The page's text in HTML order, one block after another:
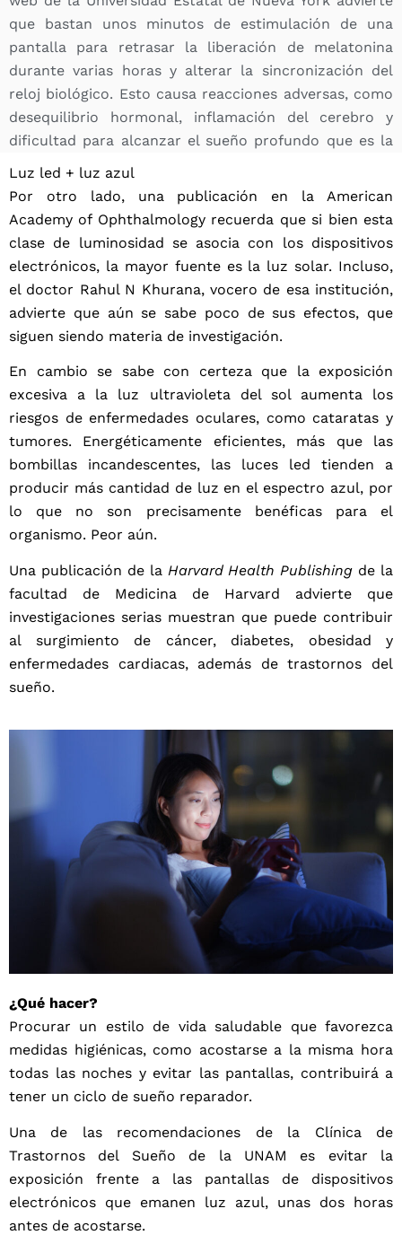
que bastan unos minutos de estimulación de una
pantalla para retrasar la liberación de melatonina
durante varias horas y alterar la sincronización del
reloj biológico. Esto causa reacciones adversas, como
desequilibrio hormonal, inflamación del cerebro y
dificultad para alcanzar el sueño profundo que es la
forma en la que el organismo se cura.
Luz led + luz azul
Por otro lado, una publicación en la American
Academy of Ophthalmology recuerda que si bien esta
clase de luminosidad se asocia con los dispositivos
electrónicos, la mayor fuente es la luz solar. Incluso,
el doctor Rahul N Khurana, vocero de esa institución,
advierte que aún se sabe poco de sus efectos, que
siguen siendo materia de investigación.
En cambio se sabe con certeza que la exposición
excesiva a la luz ultravioleta del sol aumenta los
riesgos de enfermedades oculares, como cataratas y
tumores. Energéticamente eficientes, más que las
bombillas incandescentes, las luces led tienden a
producir más cantidad de luz en el espectro azul, por
lo que no son precisamente benéficas para el
organismo. Peor aún.
Una publicación de la Harvard Health Publishing de la
facultad de Medicina de Harvard advierte que
investigaciones serias muestran que puede contribuir
al surgimiento de cáncer, diabetes, obesidad y
enfermedades cardiacas, además de trastornos del
sueño.
¿Qué hacer?
Procurar un estilo de vida saludable que favorezca
medidas higiénicas, como acostarse a la misma hora
todas las noches y evitar las pantallas, contribuirá a
tener un ciclo de sueño reparador.
Una de las recomendaciones de la Clínica de
Trastornos del Sueño de la UNAM es evitar la
exposición frente a las pantallas de dispositivos
electrónicos que emanen luz azul, unas dos horas
antes de acostarse.